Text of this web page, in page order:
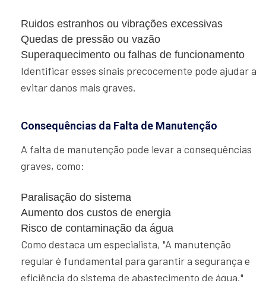
Ruidos estranhos ou vibrações excessivas
Quedas de pressão ou vazão
Superaquecimento ou falhas de funcionamento
Identificar esses sinais precocemente pode ajudar a
evitar danos mais graves.
Consequências da Falta de Manutenção
A falta de manutenção pode levar a consequências
graves, como:
Paralisação do sistema
Aumento dos custos de energia
Risco de contaminação da água
Como destaca um especialista, "A manutenção
regular é fundamental para garantir a segurança e
eficiência do sistema de abastecimento de água."